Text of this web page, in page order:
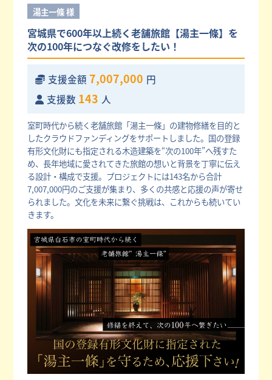
湯主一條 様
宮城県で600年以上続く老舗旅館【湯主一條】を
次の100年につなぐ改修をしたい！
支援金額 7,007,000 円
支援数 143 人
室町時代から続く老舗旅館「湯主一條」の建物修繕を目的と
したクラウドファンディングをサポートしました。国の登録
有形文化財にも指定される木造建築を“次の100年”へ残すた
め、長年地域に愛されてきた旅館の想いと背景を丁寧に伝え
る設計・構成で支援。プロジェクトには143名から合計
7,007,000円のご支援が集まり、多くの共感と応援の声が寄せ
られました。文化を未来に繋ぐ挑戦は、これからも続いてい
きます。